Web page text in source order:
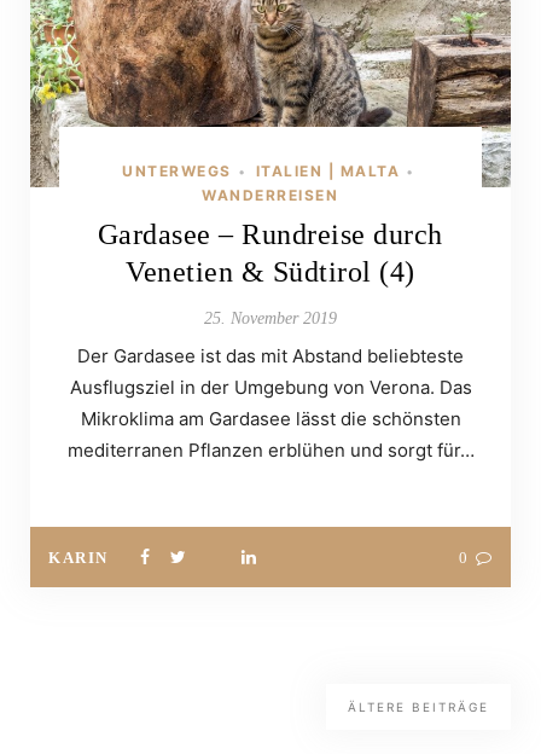
UNTERWEGS • ITALIEN | MALTA •
WANDERREISEN
Gardasee – Rundreise durch
Venetien & Südtirol (4)
25. November 2019
Der Gardasee ist das mit Abstand beliebteste
Ausflugsziel in der Umgebung von Verona. Das
Mikroklima am Gardasee lässt die schönsten
mediterranen Pflanzen erblühen und sorgt für…
KARIN 0
ÄLTERE BEITRÄGE